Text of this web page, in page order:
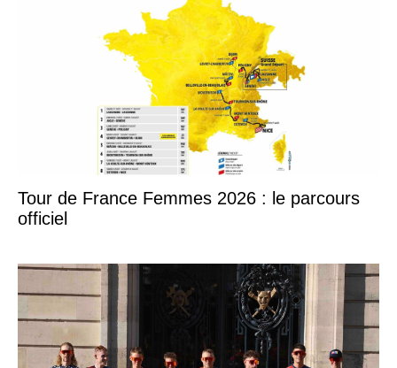
Tour de France Femmes 2026 : le parcours
officiel